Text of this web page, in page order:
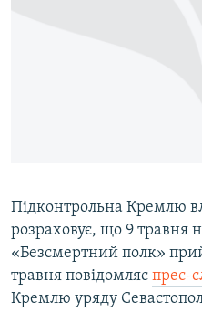
Усі сайти RFE/RL
Підконтрольна Кремлю
розраховує, що 9 травня
«Безсмертний полк»
травня повідомляє прес-
Кремлю уряду